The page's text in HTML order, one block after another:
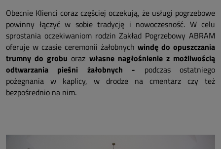
Obecnie Klienci coraz częściej oczekują, że usługi pogrzebowe
powinny łączyć w sobie tradycję i nowoczesność. W celu
sprostania oczekiwaniom rodzin Zakład Pogrzebowy ABRAM
oferuje w czasie ceremonii żałobnych windę do opuszczania
trumny do grobu oraz własne nagłośnienie z możliwością
odtwarzania pieśni żałobnych - podczas ostatniego
pożegnania w kaplicy, w drodze na cmentarz czy też
bezpośrednio na nim.